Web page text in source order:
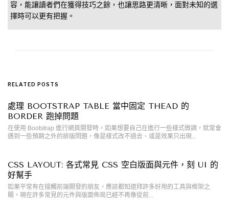
容，能讓讀者們在獲得技巧之餘，也讓思路更清晰，面對未知的選
擇時可以更有把握。
RELATED POSTS
處理 BOOTSTRAP TABLE 當中固定 THEAD 的
BORDER 跑掉問題
在使用 Bootstrap 進行網頁開發時，如果想要自己在進行一些樣式微調，就常會
遇到一些預期之外的排版問題，像是樣式改不過去、或是效果只出現...
CSS LAYOUT: 各式常見 CSS 空白版面與元件，刻 UI 的
好幫手
如果平常有在接觸前端開發的朋友，應該都知道拜許多好用的工具與框架之
賜，現在許多常見的元件與版面佈局已經不再像從前...